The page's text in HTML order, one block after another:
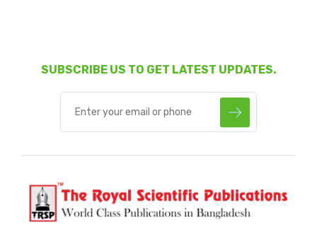
SUBSCRIBE US TO GET LATEST UPDATES.